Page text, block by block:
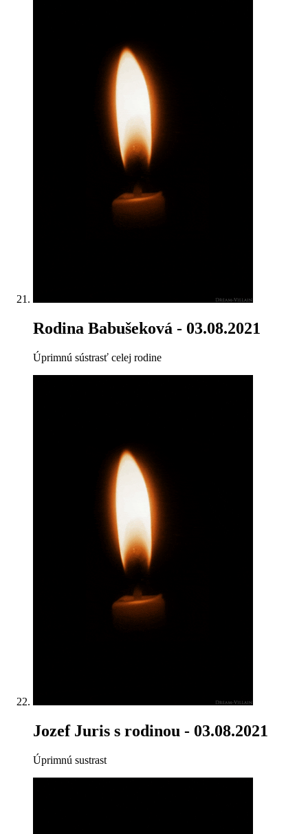
Rodina Babušeková - 03.08.2021
Úprimnú sústrasť celej rodine
Jozef Juris s rodinou - 03.08.2021
Úprimnú sustrast